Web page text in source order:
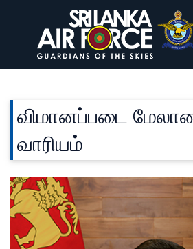
விமானப்படை
வாரியம்